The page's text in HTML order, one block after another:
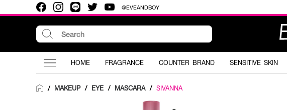
@EVEANDBOY
HOME FRAGRANCE COUNTER BRAND SENSITIVE SKIN
/ MAKEUP / EYE / MASCARA / SIVANNA